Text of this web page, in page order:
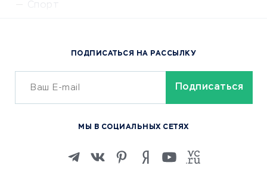
Спорт
Сервисы доставки
ОБУЧЕНИЕ И РАБОТА
Изучение иностранных
ПОДПИСАТЬСЯ НА РАССЫЛКУ
МЫ В СОЦИАЛЬНЫХ СЕТЯХ